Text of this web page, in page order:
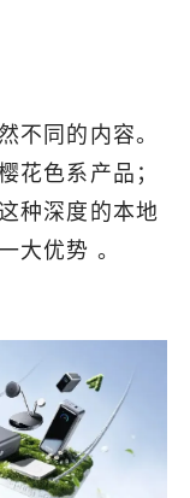
不同的内容。
花色系产品；
种深度的本地
大优势 。